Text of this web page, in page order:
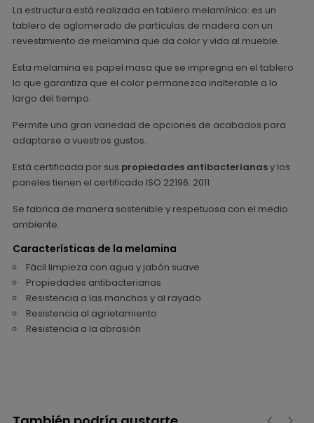
La estructura está realizada en tablero melamínico: es un
tablero de aglomerado de partículas de madera con un
revestimiento de melamina que da color y vida al mueble.
Esta melamina es papel masa que se impregna en el tablero
lo que garantiza que el color permanezca inalterable a lo
largo del tiempo.
Permite una gran variedad de opciones de acabados para
adaptarse a vuestros gustos.
Está certificada por sus propiedades antibacterianasy los
paneles tienen el certificado ISO 22196: 2011
Se fabrica de manera sostenible y respetuosa con el medio
ambiente.
Características de la melamina
Fácil limpieza con agua y jabón suave
Propiedades antibacterianas
Resistencia a las manchas y al rayado
Resistencia al agrietamiento
Resistencia a la abrasión